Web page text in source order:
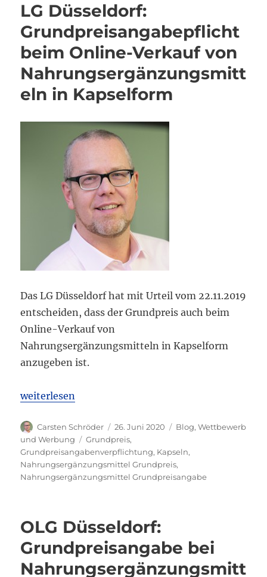
LG Düsseldorf:
Grundpreisangabepflicht
beim Online-Verkauf von
Nahrungsergänzungsmitt
eln in Kapselform
Das LG Düsseldorf hat mit Urteil vom 22.11.2019
entscheiden, dass der Grundpreis auch beim
Online-Verkauf von
Nahrungsergänzungsmitteln in Kapselform
anzugeben ist.
„LG Düsseldorf: Grundpreisangabepflicht beim
weiterlesen
Autor
Carsten Schröder
Veröffentlicht
am
26. Juni 2020 Kategorien
Blog,Wettbewerb
und Werbung
Schlagwörter
Grundpreis,
Grundpreisangabenverpflichtung, Kapseln,
Nahrungsergänzungsmittel Grundpreis,
Nahrungsergänzungsmittel Grundpreisangabe
OLG Düsseldorf:
Grundpreisangabe bei
Nahrungsergänzungsmitt